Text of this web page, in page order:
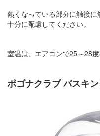
熱くなっている部分に触接
十分に配慮してください。
室温は、エアコンで25～28
ポゴナクラブ バスキ